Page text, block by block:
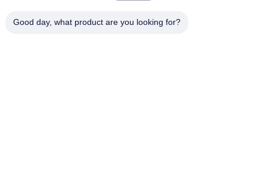
Casa
Produtos
Good day, what product are you looking for?